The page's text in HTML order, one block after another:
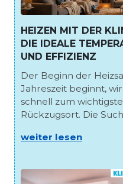
HEIZEN MIT DER
DIE IDEALE
UND EFFIZIENZ
Der Beginn der
Jahreszeit beginnt,
schnell zum
Rückzugsort. Die
weiter lesen